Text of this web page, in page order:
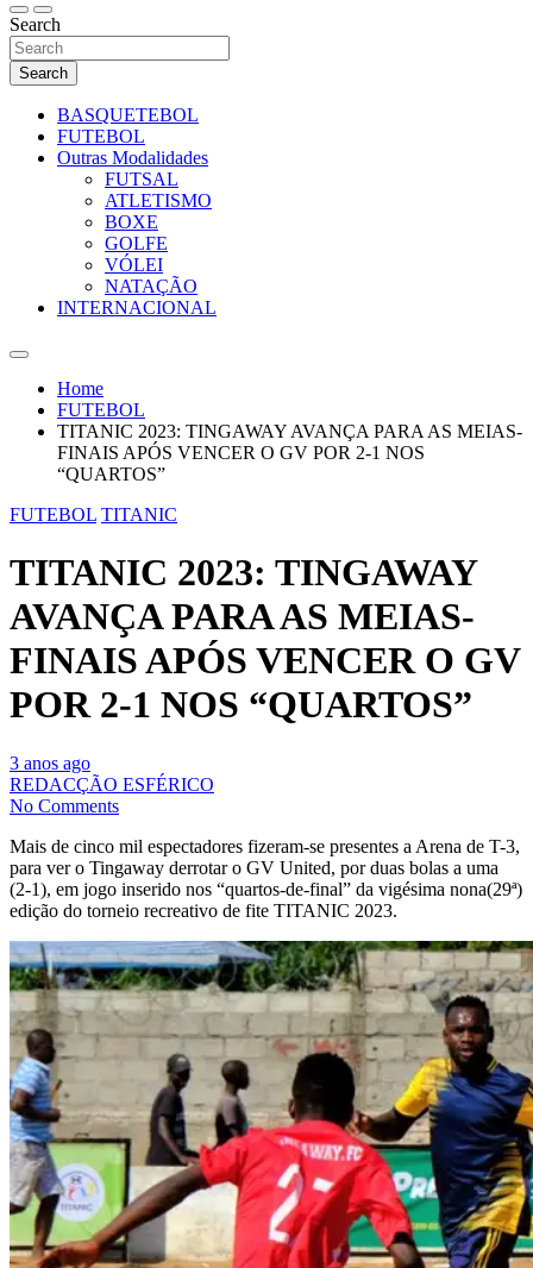
Search
Search
BASQUETEBOL
FUTEBOL
Outras Modalidades
FUTSAL
ATLETISMO
BOXE
GOLFE
VÓLEI
NATAÇÃO
INTERNACIONAL
Home
FUTEBOL
TITANIC 2023: TINGAWAY AVANÇA PARA AS MEIAS-
FINAIS APÓS VENCER O GV POR 2-1 NOS
“QUARTOS”
FUTEBOL TITANIC
TITANIC 2023: TINGAWAY
AVANÇA PARA AS MEIAS-
FINAIS APÓS VENCER O GV
POR 2-1 NOS “QUARTOS”
3 anos ago
REDACÇÃO ESFÉRICO
No Comments
Mais de cinco mil espectadores fizeram-se presentes a Arena de T-3,
para ver o Tingaway derrotar o GV United, por duas bolas a uma
(2-1), em jogo inserido nos “quartos-de-final” da vigésima nona(29ª)
edição do torneio recreativo de fite TITANIC 2023.